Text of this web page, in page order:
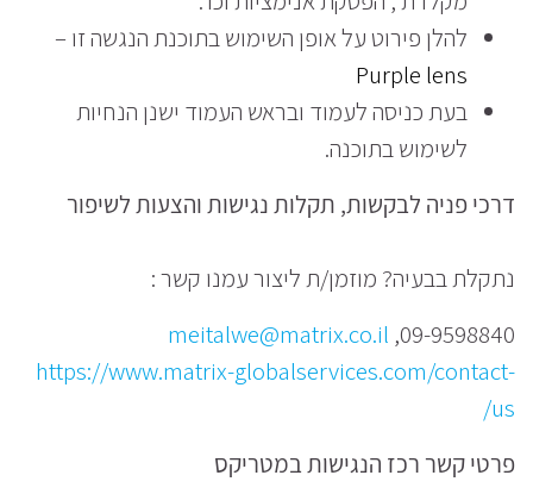
להלן פירוט על אופן השימוש בתוכנת הנגשה זו –
Purple lens
בעת כניסה לעמוד ובראש העמוד ישנן הנחיות
לשימוש בתוכנה.
דרכי פניה לבקשות, תקלות נגישות והצעות לשיפור
נתקלת בבעיה? מוזמן/ת ליצור עמנו קשר :
09-9598840,
meitalwe@matrix.co.il
https://www.matrix-globalservices.com/contact-
us/
פרטי קשר רכז הנגישות במטריקס